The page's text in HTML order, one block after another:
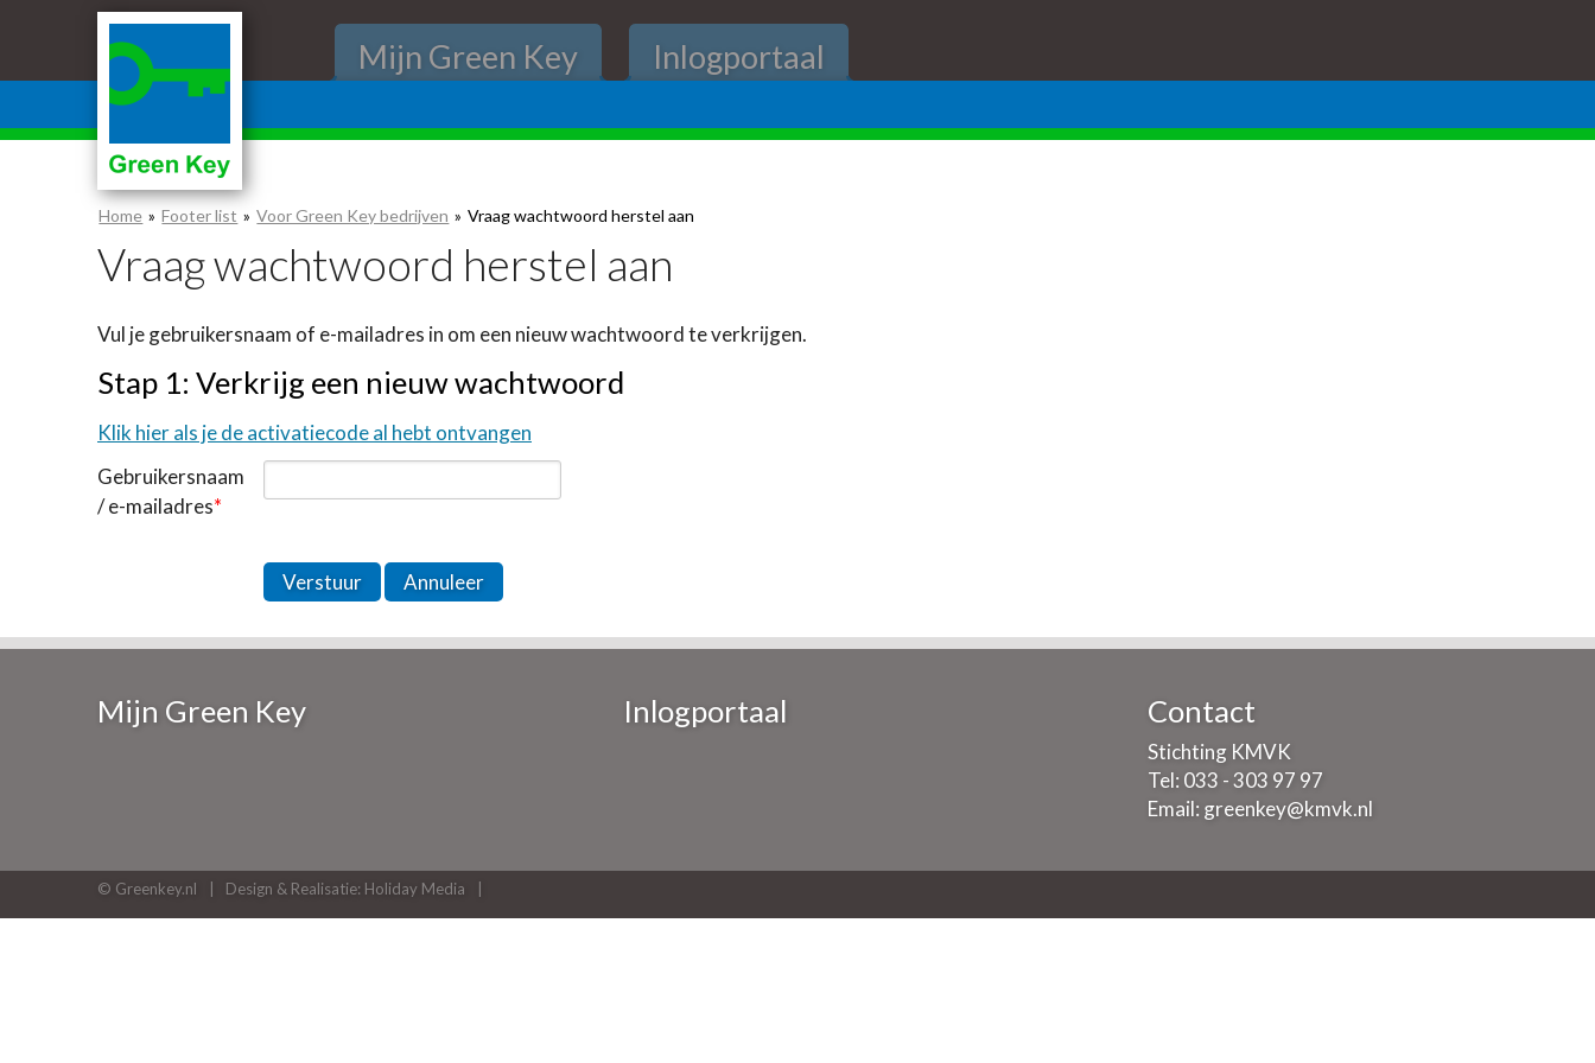
the
content
Jump
navigation
Mijn Green Key Inlogportaal
Home Footer list Voor Green Key bedrijven Vraag wachtwoord herstel aan
Vraag wachtwoord herstel aan
Vul je gebruikersnaam of e-mailadres in om een nieuw wachtwoord te verkrijgen.
Stap 1: Verkrijg een nieuw wachtwoord
Klik hier als je de activatiecode al hebt ontvangen
Gebruikersnaam
/ e-mailadres*
Verstuur Annuleer
Mijn Green Key Inlogportaal Contact
Stichting KMVK
Tel: 033 - 303 97 97
Email: greenkey@kmvk.nl
© Greenkey.nl Design & Realisatie: Holiday Media